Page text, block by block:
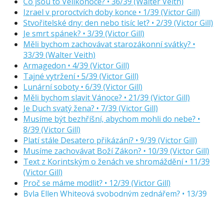
Izrael v proroctvích doby konce • 1/39 (Victor Gill)
Stvořitelské dny: den nebo tisíc let? • 2/39 (Victor Gill)
Je smrt spánek? • 3/39 (Victor Gill)
Měli bychom zachovávat starozákonní svátky? •
33/39 (Walter Veith)
Armagedon • 4/39 (Victor Gill)
Tajné vytržení • 5/39 (Victor Gill)
Lunární soboty • 6/39 (Victor Gill)
Měli bychom slavit Vánoce? • 21/39 (Victor Gill)
Je Duch svatý žena? • 7/39 (Victor Gill)
Musíme být bezhříšní, abychom mohli do nebe? •
8/39 (Victor Gill)
Platí stále Desatero přikázání? • 9/39 (Victor Gill)
Musíme zachovávat Boží Zákon? • 10/39 (Victor Gill)
Text z Korintským o ženách ve shromáždění • 11/39
(Victor Gill)
Proč se máme modlit? • 12/39 (Victor Gill)
Byla Ellen Whiteová svobodným zednářem? • 13/39